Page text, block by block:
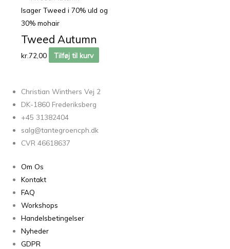
Isager Tweed i 70% uld og
30% mohair
Tweed Autumn
kr.72,00 Tilføj til kurv
Christian Winthers Vej 2
DK-1860 Frederiksberg
+45 31382404
salg@tantegroencph.dk
CVR 46618637
Om Os
Kontakt
FAQ
Workshops
Handelsbetingelser
Nyheder
GDPR